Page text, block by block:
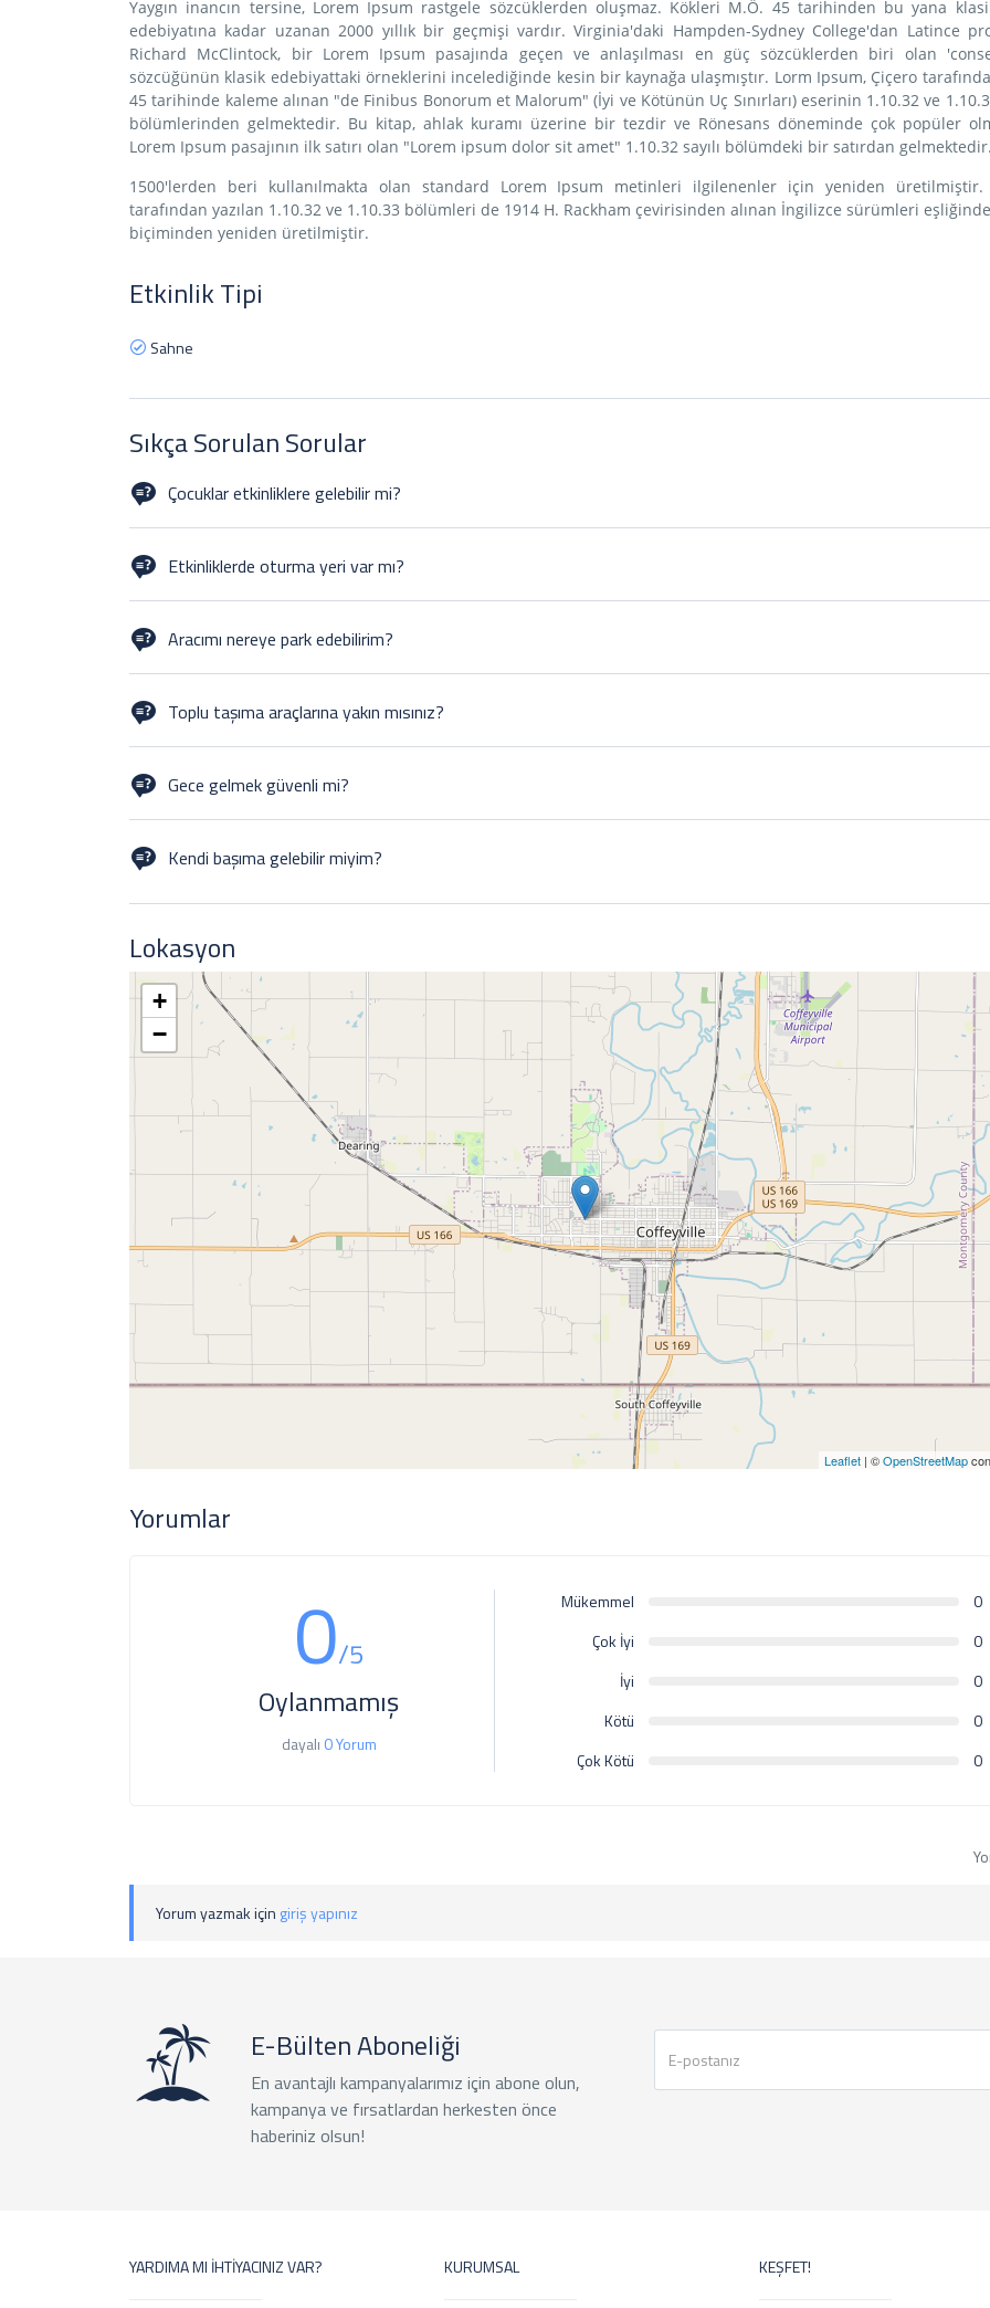
Yaygın inancın tersine, Lorem Ipsum rastgele sözcüklerden oluşmaz. Kökleri M.Ö. 45 tarihinden bu yana
edebiyatına kadar uzanan 2000 yıllık bir geçmişi vardır. Virginia'daki Hampden-Sydney College'dan Latince
Richard McClintock, bir Lorem Ipsum pasajında geçen ve anlaşılması en güç sözcüklerden biri olan
sözcüğünün klasik edebiyattaki örneklerini incelediğinde kesin bir kaynağa ulaşmıştır. Lorm Ipsum, Çiçero
45 tarihinde kaleme alınan "de Finibus Bonorum et Malorum" (İyi ve Kötünün Uç Sınırları) eserinin 1.10.32 ve
bölümlerinden gelmektedir. Bu kitap, ahlak kuramı üzerine bir tezdir ve Rönesans döneminde çok popüler
Lorem Ipsum pasajının ilk satırı olan "Lorem ipsum dolor sit amet" 1.10.32 sayılı bölümdeki bir satırdan gelmektedir.
1500'lerden beri kullanılmakta olan standard Lorem Ipsum metinleri ilgilenenler için yeniden üretilmiştir.
tarafından yazılan 1.10.32 ve 1.10.33 bölümleri de 1914 H. Rackham çevirisinden alınan İngilizce sürümleri
biçiminden yeniden üretilmiştir.
Etkinlik Tipi
Sahne
Sıkça Sorulan Sorular
Çocuklar etkinliklere gelebilir mi?
Children must be supervised at all times.
Etkinliklerde oturma yeri var mı?
be on hand to assist you in finding a seat if you need one.
Aracımı nereye park edebilirim?
website. We have no onsite parking.
Toplu taşıma araçlarına yakın mısınız?
Gece gelmek güvenli mi?
the roads rather than walk through the parks. The roads are well-lit and generally there are a lot of people about at night.
Kendi başıma gelebilir miyim?
YES! Many of our customers come alone to events, it’s never a problem and you will be welcomed warmly.
Lokasyon
+
−
Leaflet | ©OpenStreetMap
Yorumlar
0/5
Oylanmamış
dayalı 0 Yorum
Mükemmel
0
Çok İyi
0
İyi
0
Kötü
0
Çok Kötü
0
Yorum yazmak için giriş yapınız
E-Bülten Aboneliği
En avantajlı kampanyalarımız için abone olun,
kampanya ve fırsatlardan herkesten önce
haberiniz olsun!
YARDIMA MI İHTİYACINIZ VAR? KURUMSAL KEŞFET!